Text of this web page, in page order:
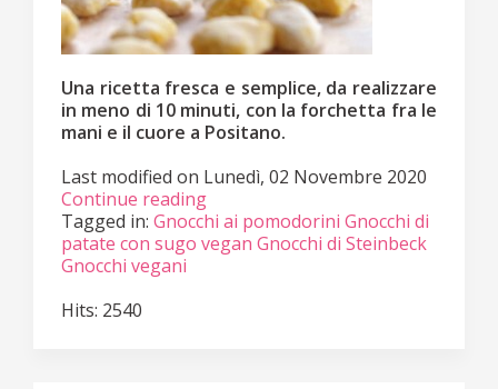
Una ricetta fresca e semplice, da realizzare
in meno di 10 minuti, con la forchetta fra le
mani e il cuore a Positano.
Last modified on Lunedì, 02 Novembre 2020
Continue reading
Tagged in: Gnocchi ai pomodorini Gnocchi di
patate con sugo vegan Gnocchi di Steinbeck
Gnocchi vegani
Hits: 2540